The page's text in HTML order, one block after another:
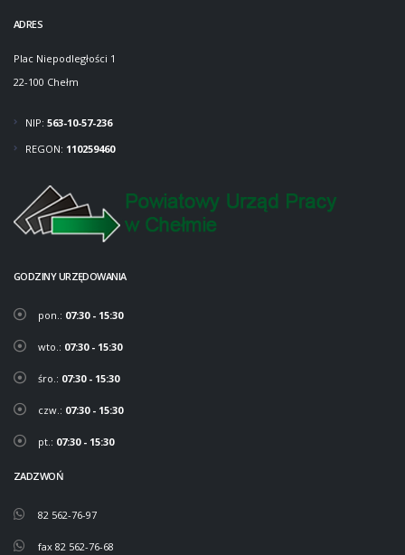
ADRES
Plac Niepodległości 1
22-100 Chełm
NIP: 563-10-57-236
REGON: 110259460
GODZINY URZĘDOWANIA
pon.: 07:30 - 15:30
wto.: 07:30 - 15:30
śro.: 07:30 - 15:30
czw.: 07:30 - 15:30
pt.: 07:30 - 15:30
ZADZWOŃ
82 562-76-97
fax 82 562-76-68